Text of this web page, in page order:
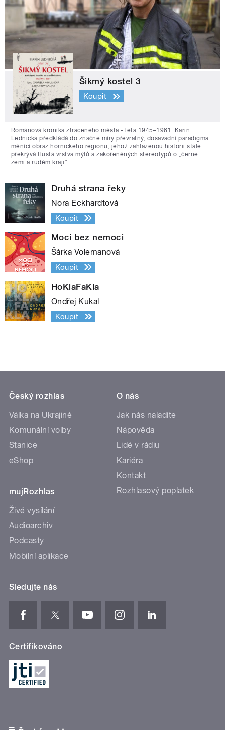
Šikmý kostel 3
Koupit
Románová kronika ztraceného města - léta 1945–1961. Karin
Lednická předkládá do značné míry převratný, dosavadní paradigma
měnící obraz hornického regionu, jehož zahlazenou historii stále
překrývá tlustá vrstva mýtů a zakořeněných stereotypů o „černé
zemi a rudém kraji“.
Druhá strana řeky
Nora Eckhardtová
Koupit
Moci bez nemoci
Šárka Volemanová
Koupit
HoKlaFaKla
Ondřej Kukal
Koupit
Český rozhlas
Válka na Ukrajině
Komunální volby
Stanice
eShop
mujRozhlas
Živé vysílání
Audioarchiv
Podcasty
Mobilní aplikace
O nás
Jak nás naladíte
Nápověda
Lidé v rádiu
Kariéra
Kontakt
Rozhlasový poplatek
Sledujte nás
Certifikováno